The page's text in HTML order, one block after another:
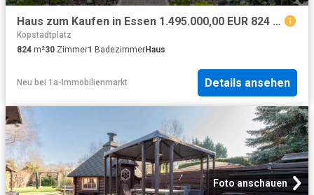
Haus zum Kaufen in Essen 1.495.000,00 EUR 824 m²
Kopstadtplatz
824 m²30 Zimmer1 BadezimmerHaus
Neu bei 1a-Immobilienmarkt Details ansehen
Foto anschauen